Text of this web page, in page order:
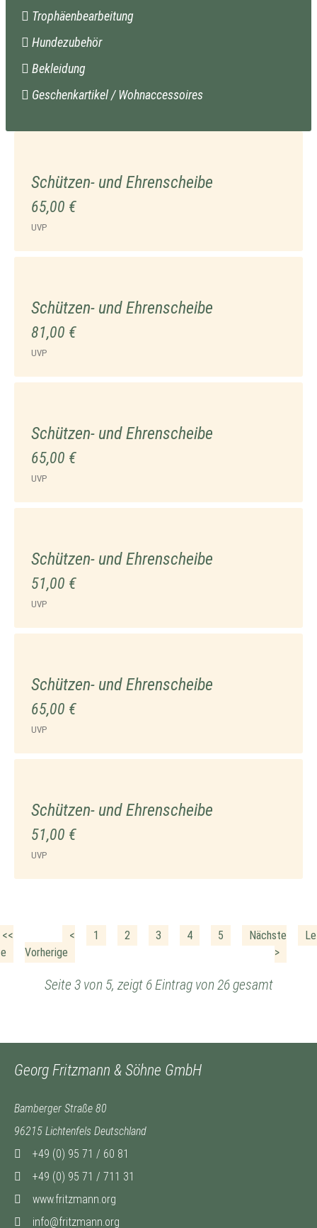
Trophäenbearbeitung
Hundezubehör
Bekleidung
Geschenkartikel / Wohnaccessoires
Schützen- und Ehrenscheibe
65,00 €
UVP
Schützen- und Ehrenscheibe
81,00 €
UVP
Schützen- und Ehrenscheibe
65,00 €
UVP
Schützen- und Ehrenscheibe
51,00 €
UVP
Schützen- und Ehrenscheibe
65,00 €
UVP
Schützen- und Ehrenscheibe
51,00 €
UVP
<<
<
Vorherige
1 2 3 4 5
Nächste
>
Seite 3 von 5, zeigt 6 Eintrag von 26 gesamt
Georg Fritzmann & Söhne GmbH
Bamberger Straße 80
96215 Lichtenfels Deutschland
+49 (0) 95 71 / 60 81
+49 (0) 95 71 / 711 31
www.fritzmann.org
info@fritzmann.org